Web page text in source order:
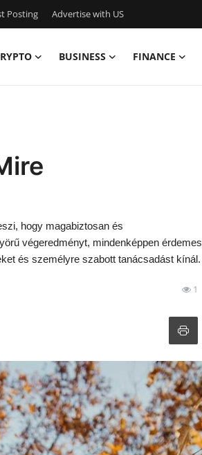
Posting Advertise with US
BUSINESS FINANCE
hogy magabiztosan és
végeredményt, mindenképpen érdemes
és személyre szabott tanácsadást kínál.
1